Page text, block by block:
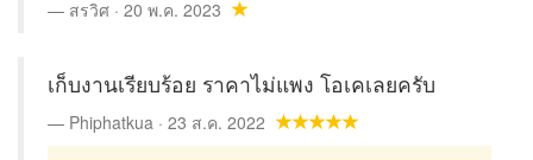
สรวิศ · 20 พ.ค. 2023
เก็บงานเรียบร้อย ราคาไม่แพง โอเคเลยครับ
Phiphatkua · 23 ส.ค. 2022